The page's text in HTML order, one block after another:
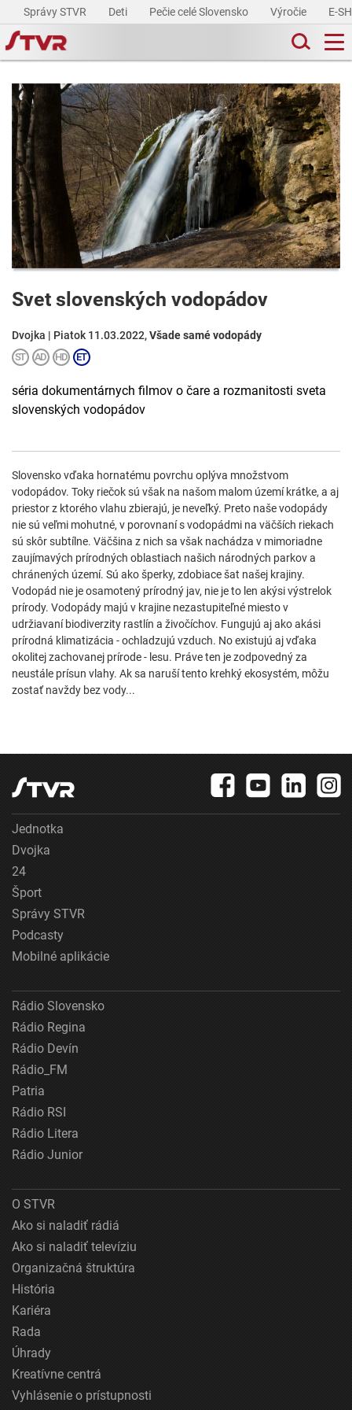
Správy STVR Deti Pečie celé Slovensko Výročie E-
Svet slovenských vodopádov
Dvojka | Piatok 11.03.2022,Všade samé vodopády
séria dokumentárnych filmov o čare a rozmanitosti sveta
slovenských vodopádov
Slovensko vďaka hornatému povrchu oplýva množstvom
vodopádov. Toky riečok sú však na našom malom území krátke, a aj
priestor z ktorého vlahu zbierajú, je neveľký. Preto naše vodopády
nie sú veľmi mohutné, v porovnaní s vodopádmi na väčších riekach
sú skôr subtílne. Väčšina z nich sa však nachádza v mimoriadne
zaujímavých prírodných oblastiach našich národných parkov a
chránených území. Sú ako šperky, zdobiace šat našej krajiny.
Vodopád nie je osamotený prírodný jav, nie je to len akýsi výstrelok
prírody. Vodopády majú v krajine nezastupiteľné miesto v
udržiavaní biodiverzity rastlín a živočíchov. Fungujú aj ako akási
prírodná klimatizácia - ochladzujú vzduch. No existujú aj vďaka
okolitej zachovanej prírode - lesu. Práve ten je zodpovedný za
neustále prísun vlahy. Ak sa naruší tento krehký ekosystém, môžu
zostať navždy bez vody...
Jednotka
Dvojka
24
Šport
Správy STVR
Podcasty
Mobilné aplikácie
Rádio Slovensko
Rádio Regina
Rádio Devín
Rádio_FM
Patria
Rádio RSI
Rádio Litera
Rádio Junior
O STVR
Ako si naladiť rádiá
Ako si naladiť televíziu
Organizačná štruktúra
História
Kariéra
Rada
Úhrady
Kreatívne centrá
Vyhlásenie o prístupnosti